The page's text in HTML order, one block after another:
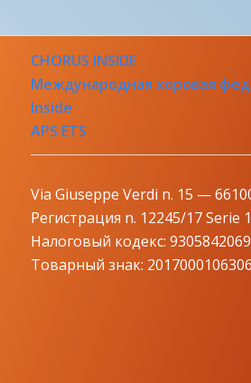
CHORUS INSIDE
Международная хоровая
Inside
APS ETS
Via Giuseppe Verdi n. 15 —
Регистрация n. 12245/17 Serie
Налоговый кодекс:
Товарный знак: 2017000106306